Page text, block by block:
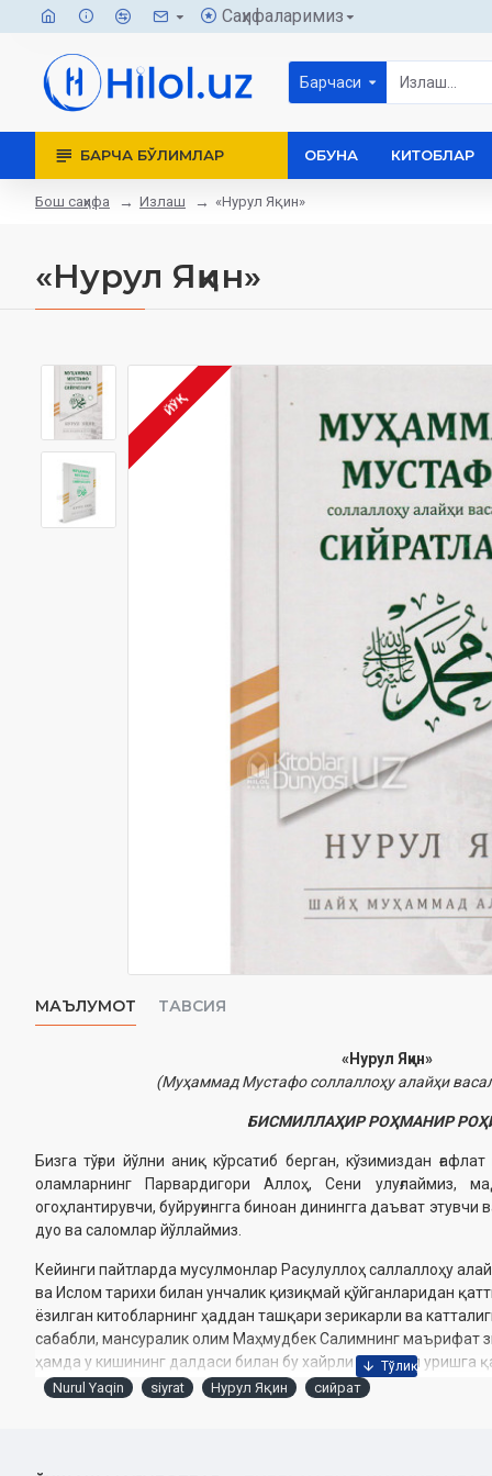
Саҳифаларимиз
Барчаси
БАРЧА БЎЛИМЛАР ОБУНА КИТОБЛАР
Бош саҳифа Излаш «Нурул Яқин»
«Нурул Яқин»
ЙЎҚ
МАЪЛУМОТ ТАВСИЯ
«Нурул Яқин»
(Муҳаммад Мустафо соллаллоҳу алайҳи
БИСМИЛЛАҲИР РОҲМАНИР
Бизга тўғри йўлни аниқ кўрсатиб берган, кўзимиздан
оламларнинг Парвардигори Аллоҳ, Сени улуғлаймиз,
огоҳлантирувчи, буйруғингга биноан динингга даъват этувчи
дуо ва саломлар йўллаймиз.
Кейинги пайтларда мусулмонлар Расулуллоҳ саллаллоҳу
ва Ислом тарихи билан унчалик қизиқмай қўйганларидан
ёзилган китобларнинг ҳаддан ташқари зерикарли ва
сабабли, мансуралик олим Маҳмудбек Салимнинг маърифат
ҳамда у кишининг далдаси билан бу хайрли ишга қўл уришга
эришиш умидида киришган бу хайрли ишда, аввало, Қуръони
Nurul Yaqin siyrat Нурул Яқин сийрат